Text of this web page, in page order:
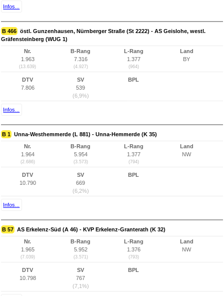
Infos...
B 466 östl. Gunzenhausen, Nürnberger Straße (St 2222) - AS Geislohe, westl.
Gräfensteinberg (WUG 1)
Nr.
1.963
(13.639)
B-Rang
7.316
(4.927)
L-Rang
1.377
(964)
Land
BY
DTV
7.806
SV
539
(6,9%)
BPL
Infos...
B 1 Unna-Westhemmerde (L 881) - Unna-Hemmerde (K 35)
Nr.
1.964
(2.686)
B-Rang
5.954
(3.573)
L-Rang
1.377
(794)
Land
NW
DTV
10.790
SV
669
(6,2%)
BPL
Infos...
B 57 AS Erkelenz-Süd (A 46) - KVP Erkelenz-Granterath (K 32)
Nr.
1.965
(7.039)
B-Rang
5.952
(3.571)
L-Rang
1.376
(793)
Land
NW
DTV
10.798
SV
767
(7,1%)
BPL